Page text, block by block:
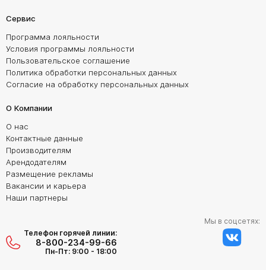
Сервис
Программа лояльности
Условия программы лояльности
Пользовательское соглашение
Политика обработки персональных данных
Согласие на обработку персональных данных
О Компании
О нас
Контактные данные
Производителям
Арендодателям
Размещение рекламы
Вакансии и карьера
Наши партнеры
Телефон горячей линии:
8-800-234-99-66
Пн-Пт: 9:00 - 18:00
Мы в соцсетях: